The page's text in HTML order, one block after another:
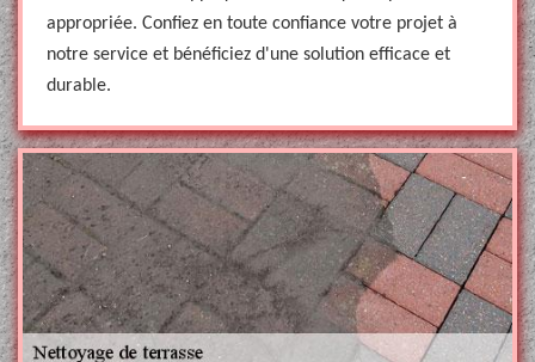
appropriée. Confiez en toute confiance votre projet à
notre service et bénéficiez d'une solution efficace et
durable.